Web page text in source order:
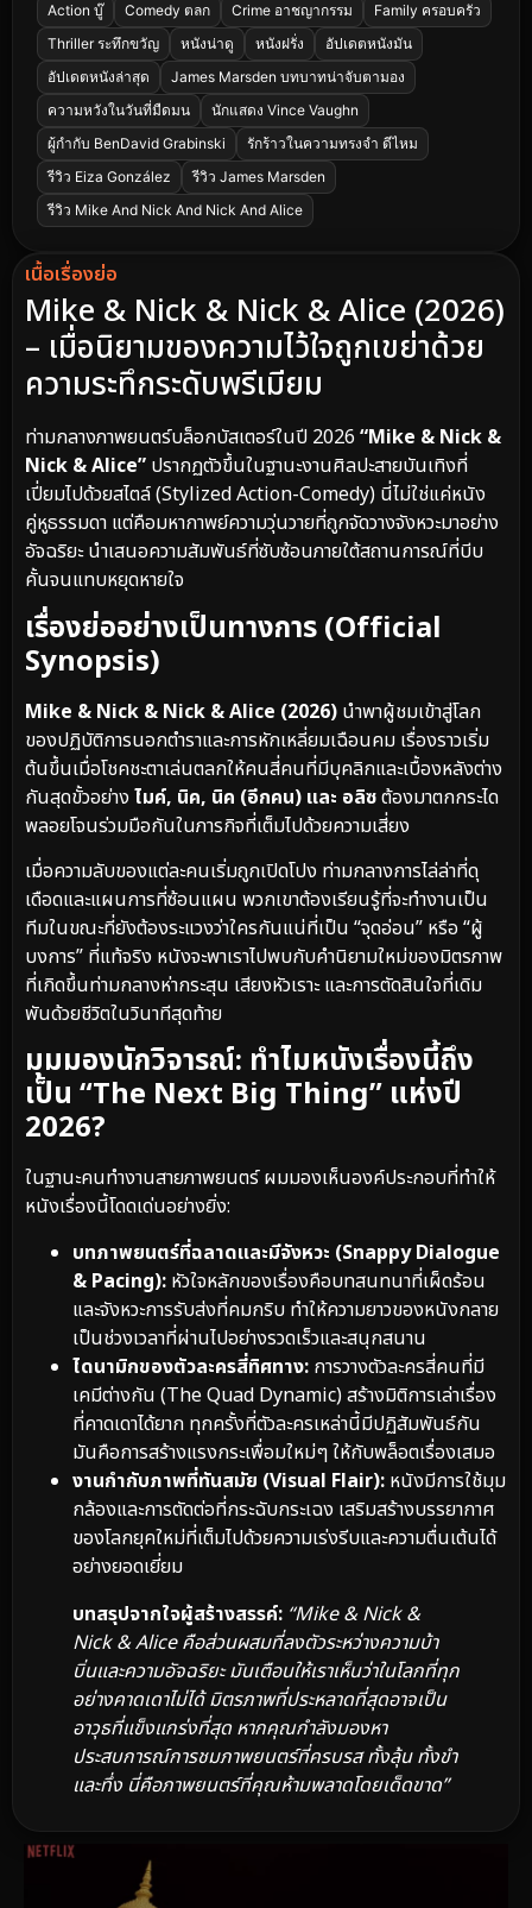
Action บู๊ Comedy ตลก Crime อาชญากรรม
Family ครอบครัว
Thriller ระทึกขวัญ
หนังน่าดู หนังฝรั่ง
อัปเดตหนังมัน
อัปเดตหนังล่าสุด
James Marsden บทบาทน่าจับตามอง
ความหวังในวันที่มืดมน
นักแสดง Vince Vaughn
ผู้กำกับ BenDavid Grabinski
รักร้าวในความทรงจำ ดีไหม
รีวิว Eiza González
รีวิว James Marsden
รีวิว Mike And Nick And Nick And Alice
เนื้อเรื่องย่อ
Mike & Nick & Nick & Alice (2026)
– เมื่อนิยามของความไว้ใจถูกเขย่าด้วย
ความระทึกระดับพรีเมียม
ท่ามกลางภาพยนตร์บล็อกบัสเตอร์ในปี 2026 “Mike & Nick &
Nick & Alice” ปรากฏตัวขึ้นในฐานะงานศิลปะสายบันเทิงที่
เปี่ยมไปด้วยสไตล์ (Stylized Action-Comedy) นี่ไม่ใช่แค่หนัง
คู่หูธรรมดา แต่คือมหากาพย์ความวุ่นวายที่ถูกจัดวางจังหวะมาอย่าง
อัจฉริยะ นำเสนอความสัมพันธ์ที่ซับซ้อนภายใต้สถานการณ์ที่บีบ
คั้นจนแทบหยุดหายใจ
เรื่องย่ออย่างเป็นทางการ (Official
Synopsis)
Mike & Nick & Nick & Alice (2026) นำพาผู้ชมเข้าสู่โลก
ของปฏิบัติการนอกตำราและการหักเหลี่ยมเฉือนคม เรื่องราวเริ่ม
ต้นขึ้นเมื่อโชคชะตาเล่นตลกให้คนสี่คนที่มีบุคลิกและเบื้องหลังต่าง
กันสุดขั้วอย่าง ไมค์, นิค, นิค (อีกคน) และ อลิซต้องมาตกกระได
พลอยโจนร่วมมือกันในภารกิจที่เต็มไปด้วยความเสี่ยง
เมื่อความลับของแต่ละคนเริ่มถูกเปิดโปง ท่ามกลางการไล่ล่าที่ดุ
เดือดและแผนการที่ซ้อนแผน พวกเขาต้องเรียนรู้ที่จะทำงานเป็น
ทีมในขณะที่ยังต้องระแวงว่าใครกันแน่ที่เป็น “จุดอ่อน” หรือ “ผู้
บงการ” ที่แท้จริง หนังจะพาเราไปพบกับคำนิยามใหม่ของมิตรภาพ
ที่เกิดขึ้นท่ามกลางห่ากระสุน เสียงหัวเราะ และการตัดสินใจที่เดิม
พันด้วยชีวิตในวินาทีสุดท้าย
มุมมองนักวิจารณ์: ทำไมหนังเรื่องนี้ถึง
เป็น “The Next Big Thing” แห่งปี
2026?
ในฐานะคนทำงานสายภาพยนตร์ ผมมองเห็นองค์ประกอบที่ทำให้
หนังเรื่องนี้โดดเด่นอย่างยิ่ง:
บทภาพยนตร์ที่ฉลาดและมีจังหวะ (Snappy Dialogue
& Pacing): หัวใจหลักของเรื่องคือบทสนทนาที่เผ็ดร้อน
และจังหวะการรับส่งที่คมกริบ ทำให้ความยาวของหนังกลาย
เป็นช่วงเวลาที่ผ่านไปอย่างรวดเร็วและสนุกสนาน
ไดนามิกของตัวละครสี่ทิศทาง: การวางตัวละครสี่คนที่มี
เคมีต่างกัน (The Quad Dynamic) สร้างมิติการเล่าเรื่อง
ที่คาดเดาได้ยาก ทุกครั้งที่ตัวละครเหล่านี้มีปฏิสัมพันธ์กัน
มันคือการสร้างแรงกระเพื่อมใหม่ๆ ให้กับพล็อตเรื่องเสมอ
งานกำกับภาพที่ทันสมัย (Visual Flair): หนังมีการใช้มุม
กล้องและการตัดต่อที่กระฉับกระเฉง เสริมสร้างบรรยากาศ
ของโลกยุคใหม่ที่เต็มไปด้วยความเร่งรีบและความตื่นเต้นได้
อย่างยอดเยี่ยม
บทสรุปจากใจผู้สร้างสรรค์: “Mike & Nick &
Nick & Alice คือส่วนผสมที่ลงตัวระหว่างความบ้า
บิ่นและความอัจฉริยะ มันเตือนให้เราเห็นว่าในโลกที่ทุก
อย่างคาดเดาไม่ได้ มิตรภาพที่ประหลาดที่สุดอาจเป็น
อาวุธที่แข็งแกร่งที่สุด หากคุณกำลังมองหา
ประสบการณ์การชมภาพยนตร์ที่ครบรส ทั้งลุ้น ทั้งขำ
และทึ่ง นี่คือภาพยนตร์ที่คุณห้ามพลาดโดยเด็ดขาด”